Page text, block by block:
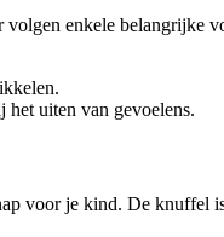
enkele belangrijke
uiten van gevoelens.
voor je kind. De knuffel